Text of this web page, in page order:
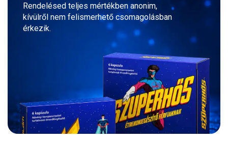
Rendelésed teljes mértékben anonim,
kívülről nem felismerhető csomagolásban
érkezik.